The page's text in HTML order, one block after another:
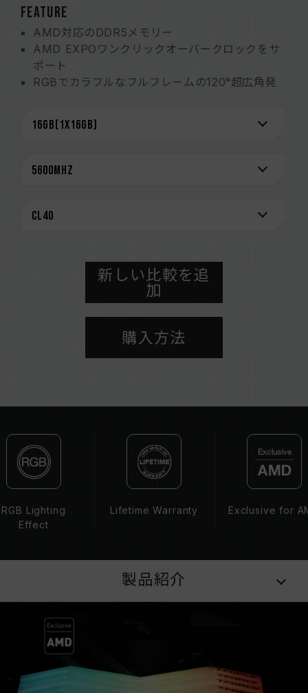
FEATURE
AMD対応のDDR5メモリー
AMD EXPOワンクリックオーバークロックをサ
ポート
RGBでカラフルなフルフレームの120°超広角発
向上させる
オンダイECC機能を内蔵され、システムの安定性
す
台湾の実用新案 (特許番号: M640994)
最新的な回路構造設計による低消費電力化で発熱
（台湾特許: I842298）
（米国発明特許: US12111715B2）
「互換性チェック」ページにてご確認ください。
QVL（互換性リスト）をご参照ください。
メモリの最大動作周波数は、システムのBIOS設
定、マザーボード、およびCPUの互換性によって
決まります。
ーを混在させないでください。各セットのメモリ
なったり、起動に失敗したりする可能性がありま
CPUのメモリコントローラー（IMC）の性能
（Performance）と現在使用しているマザーボ
ードのBIOSバージョンは、メモリの動作周波数
に影響を与える可能性があります。
XMP 3.0（Intel）またはEXPO（AMD）を有効
にしない場合、メモリはSPDのデフォルト周波数
新しい比較を追
加
購入方法
RGB Lighting
Effect
Lifetime Warranty Exclusive for
製品紹介